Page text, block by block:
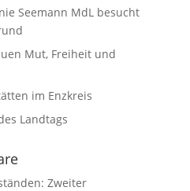
Seemann MdL besucht
Mut, Freiheit und
im Enzkreis
Landtags
Zweiter